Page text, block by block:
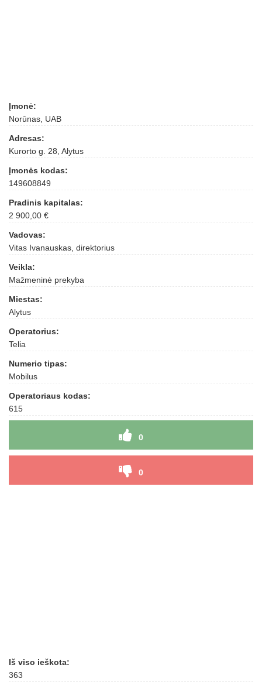
Įmonė:
Norūnas, UAB
Adresas:
Kurorto g. 28, Alytus
Įmonės kodas:
149608849
Pradinis kapitalas:
2 900,00 €
Vadovas:
Vitas Ivanauskas, direktorius
Veikla:
Mažmeninė prekyba
Miestas:
Alytus
Operatorius:
Telia
Numerio tipas:
Mobilus
Operatoriaus kodas:
615
0
0
Iš viso ieškota:
363